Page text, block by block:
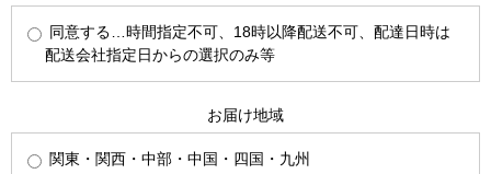
同意する…時間指定不可、18時以降配送不可、配達日時は
配送会社指定日からの選択のみ等
お届け地域
関東・関西・中部・中国・四国・九州